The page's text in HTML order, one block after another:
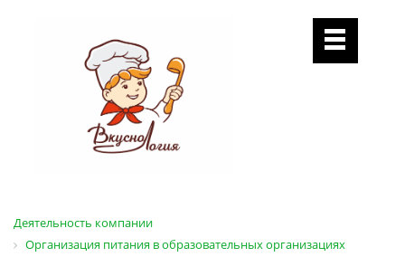
Деятельность компании
Организация питания в образовательных организациях